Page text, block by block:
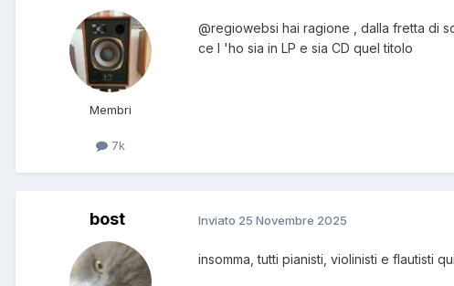
Membri
7k
@regiowebsi hai ragione , dalla fretta di
ce l 'ho sia in LP e sia CD quel titolo
bost Inviato 25 Novembre 2025
insomma, tutti pianisti, violinisti e flautisti